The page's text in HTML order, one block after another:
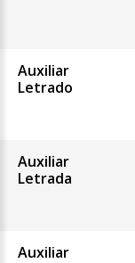
Auxiliar
Letrado
Auxiliar
Letrada
Auxiliar